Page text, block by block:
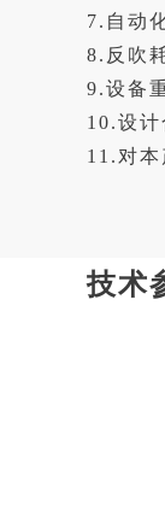
7.自动
8.反吹
9.设备
10.设
11.对
技术